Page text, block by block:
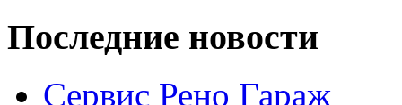
Последние новости
Сервис Рено Гараж